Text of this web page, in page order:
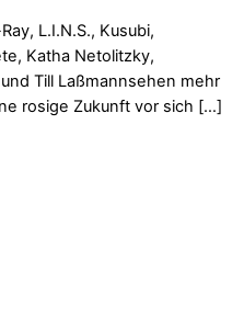
L.I.N.S., Kusubi,
Katha Netolitzky,
Till Laßmannsehen mehr
rosige Zukunft vor sich […]